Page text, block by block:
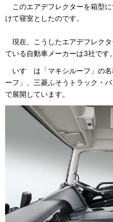
このエアデフレクターを箱型
けて寝室としたのです。
現在、こうしたエアデフレク
ている自動車メーカーは3社です。
いすゞは「マキシルーフ」の
ーフ」、三菱ふそうトラック・
で展開しています。